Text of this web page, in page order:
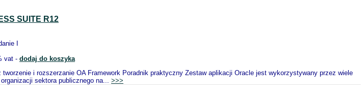
SUITE R12
I
vat - dodaj do koszyka
tworzenie i rozszerzanie OA Framework Poradnik praktyczny Zestaw aplikacji Oracle jest wykorzystywany przez wiele
sektora publicznego na... >>>